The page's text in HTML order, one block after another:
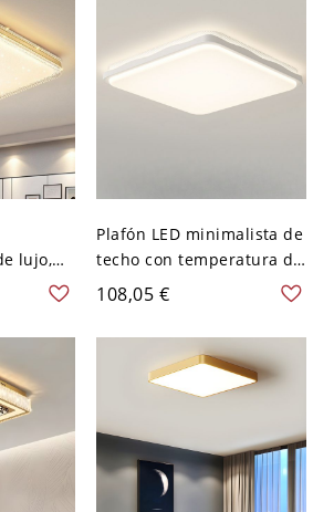
lujo,
-
50,8
Plafón LED minimalista de
techo con temperatura de
color ajustable y diseño
de malla de perfil bajo -
110 A 120 V Tercer Gear
108,05 €